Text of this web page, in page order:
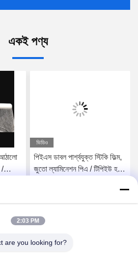
একই পণ্য
/
ভিডিও
পিইএস ডাবল পার্শ্বযুক্ত স্টিকি ফিল্ম,
জুতো ল্যামিনেশন পিএ / টিপিইউ হট
সেরা মূল্য পান
2:03 PM
are you looking for?